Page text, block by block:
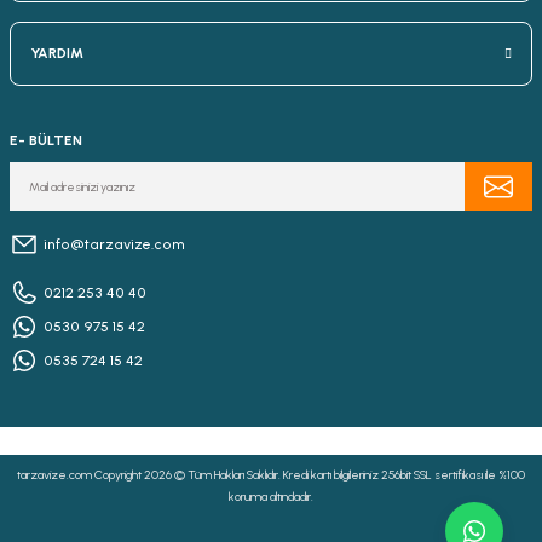
YARDIM
E- BÜLTEN
info@tarzavize.com
0212 253 40 40
0530 975 15 42
0535 724 15 42
tarzavize.com Copyright 2026 © Tüm Hakları Saklıdır. Kredi kartı bilgileriniz 256bit SSL sertifikası ile %100
koruma altındadır.